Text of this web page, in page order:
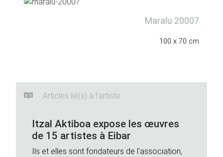
Maralu 20007
100 x 70 cm
Articles lié(s) à l'artiste
Itzal Aktiboa expose les œuvres
de 15 artistes à Eibar
Ils et elles sont fondateurs de l'association,